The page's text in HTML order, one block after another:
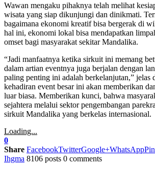
Wawan mengaku pihaknya telah melihat
wisata yang siap dikunjungi dan dinikmati.
bagaimana ekonomi kreatif bisa bergerak di
hal ini, ekonomi lokal bisa mendapatkan
omset bagi masyarakat sekitar Mandalika.
“Jadi manfaatnya ketika sirkuit ini memang
dalam artian eventnya juga berjalan dengan
paling penting ini adalah berkelanjutan,” jelas
kehadiran event besar ini akan memberikan
luar biasa. Memberikan kunci, bahwa
sejahtera melalui sektor pengembangan
sirkuit Mandalika yang berkelas internasional.
Loading...
0
Share FacebookTwitterGoogle+WhatsApp
Ihgma 8106 posts 0 comments